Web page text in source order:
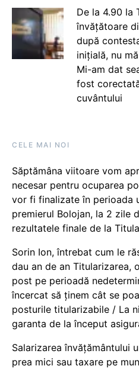
De la 4.90 la
învățătoare
după
inițială, nu
Mi-am dat
fost
cuvântului
CELE MAI NOI
Săptămâna viitoare vom
necesar pentru ocuparea
vor fi finalizate în perioada
premierul Bolojan, la 2 zile
rezultatele finale de la
Sorin Ion, întrebat cum le
dau an de an Titularizarea,
post pe perioadă
încercat să ținem cât se
posturile titularizabile / La
garanta de la început
Salarizarea învățământului
prea mici sau taxare pe